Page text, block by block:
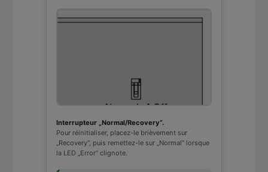
Interrupteur „Normal/Recovery“.
Pour réinitialiser, placez-le brièvement sur
„Recovery“, puis remettez-le sur „Normal“ lorsque
la LED „Error“ clignote.